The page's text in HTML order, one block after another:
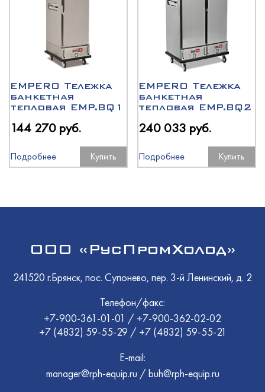
EMPERO Тележка
банкетная
тепловая EMP.BQ1
144 270 руб.
Подробнее Купить
EMPERO Тележка
банкетная
тепловая EMP.BQ2
240 033 руб.
Подробнее Купить
ООО «РусПромХолод»
241520 г.Брянск, пос. Супонево, пер. 3-й Ленинский, д. 2
Телефон/факс:
+7-900-361-01-01 / +7-900-362-02-02
+7 (4832) 59-55-29 / +7 (4832) 59-55-21
E-mail:
manager@rph-equip.ru / buh@rph-equip.ru